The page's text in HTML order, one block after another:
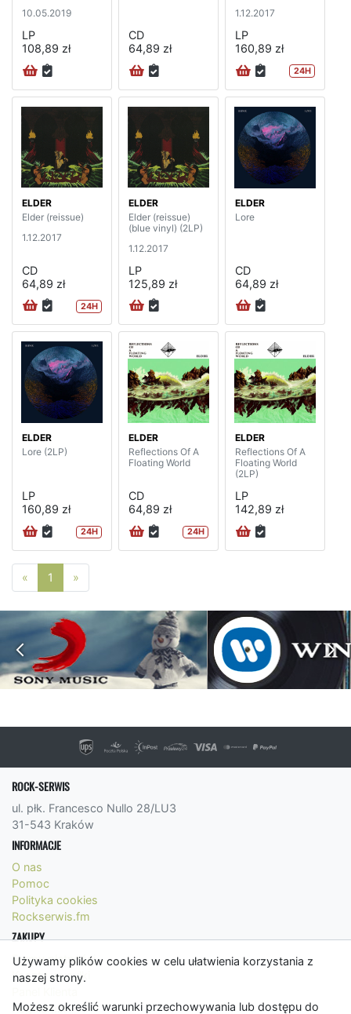
Używamy plików cookies w celu ułatwienia korzystania z
naszej strony.
Możesz określić warunki przechowywania lub dostępu do
10.05.2019
LP
108,89 zł
CD
64,89 zł
1.12.2017
LP
160,89 zł
24H
ELDER
Elder (reissue)
1.12.2017
CD
64,89 zł
24H
ELDER
Elder (reissue)
(blue vinyl) (2LP)
1.12.2017
LP
125,89 zł
ELDER
Lore
CD
64,89 zł
ELDER
Lore (2LP)
LP
160,89 zł
24H
ELDER
Reflections Of A
Floating World
CD
64,89 zł
24H
ELDER
Reflections Of A
Floating World
(2LP)
LP
142,89 zł
« Poprzednia strona
1 »
ROCK-SERWIS
ul. płk. Francesco Nullo 28/LU3
31-543 Kraków
INFORMACJE
O nas
Pomoc
Polityka cookies
Rockserwis.fm
ZAKUPY
Formy płatności
Koszty wysyłki
Regulamin